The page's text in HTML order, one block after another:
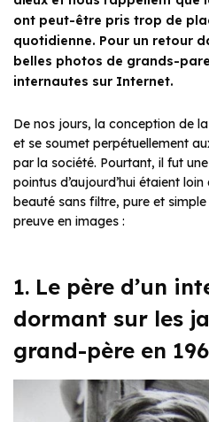
ont peut-être pris trop de
quotidienne. Pour un retour
belles photos de grands-
internautes sur Internet.
De nos jours, la conception de
et se soumet perpétuellement
par la société. Pourtant, il fut
pointus d’aujourd’hui étaient
beauté sans filtre, pure et
preuve en images :
1. Le père d’un
dormant sur les
grand-père en